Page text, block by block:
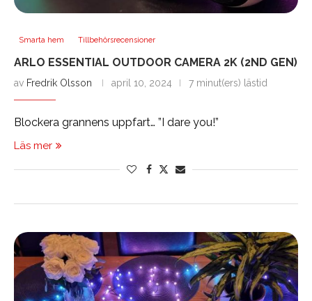
Smarta hem Tillbehörsrecensioner
ARLO ESSENTIAL OUTDOOR CAMERA 2K (2ND GEN)
av Fredrik Olsson april 10, 2024 7 minut(ers) lästid
Blockera grannens uppfart… ”I dare you!”
Läs mer